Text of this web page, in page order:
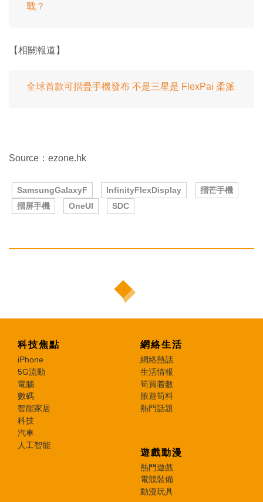
戰？
【相關報道】
全球首款可摺疊手機發布 不是三星是 FlexPai 柔派
Source：ezone.hk
SamsungGalaxyF InfinityFlexDisplay
摺芒手機
摺屏手機
OneUI SDC
科技焦點
iPhone
5G流動
電腦
數碼
智能家居
科技
汽車
人工智能
網絡生活
網絡熱話
生活情報
筍買着數
旅遊筍料
熱門話題
遊戲動漫
熱門遊戲
電競裝備
動漫玩具